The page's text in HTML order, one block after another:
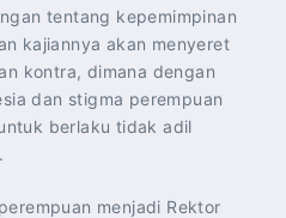
tentang kepemimpinan
kajiannya akan menyeret
kontra, dimana dengan
dan stigma perempuan
berlaku tidak adil
menjadi Rektor